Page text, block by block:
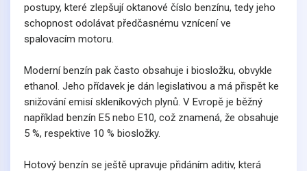
postupy, které zlepšují oktanové číslo benzínu, tedy jeho
schopnost odolávat předčasnému vznícení ve
spalovacím motoru.
Moderní benzín pak často obsahuje i biosložku, obvykle
ethanol. Jeho přídavek je dán legislativou a má přispět ke
snižování emisí skleníkových plynů. V Evropě je běžný
například benzín E5 nebo E10, což znamená, že obsahuje
5 %, respektive 10 % biosložky.
Hotový benzín se ještě upravuje přidáním aditiv, která